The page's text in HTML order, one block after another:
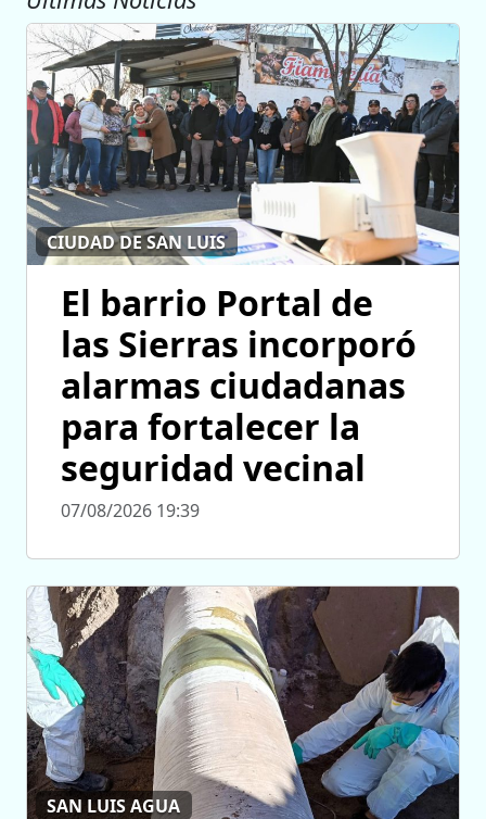
CIUDAD DE SAN LUIS
El barrio Portal de
las Sierras incorporó
alarmas ciudadanas
para fortalecer la
seguridad vecinal
07/08/2026 19:39
SAN LUIS AGUA